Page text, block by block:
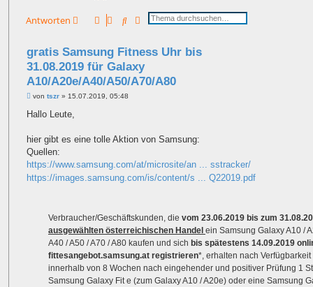
Antworten SucheErweiterte Suche
gratis Samsung Fitness Uhr bis
31.08.2019 für Galaxy
A10/A20e/A40/A50/A70/A80
B
i
a
von tszr » 15.07.2019, 05:48
Hallo Leute,
hier gibt es eine tolle Aktion von Samsung:
Quellen:
https://www.samsung.com/at/microsite/an ... sstracker/
https://images.samsung.com/is/content/s ... Q22019.pdf
Verbraucher/Geschäftskunden, die vom 23.06.2019 bis zum
ausgewählten österreichischen Handel ein Samsung Galaxy A10 /
A40 / A50 / A70 / A80 kaufen und sich bis spätestens 14.09.2019
fittesangebot.samsung.at registrieren*, erhalten nach Verfügbarkeit
innerhalb von 8 Wochen nach eingehender und positiver Prüfung 1
Samsung Galaxy Fit e (zum Galaxy A10 / A20e) oder eine Samsung